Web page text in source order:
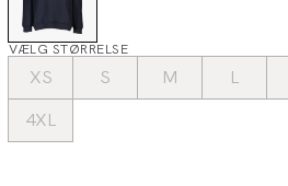
VÆLG STØRRELSE
XS S M L
4XL